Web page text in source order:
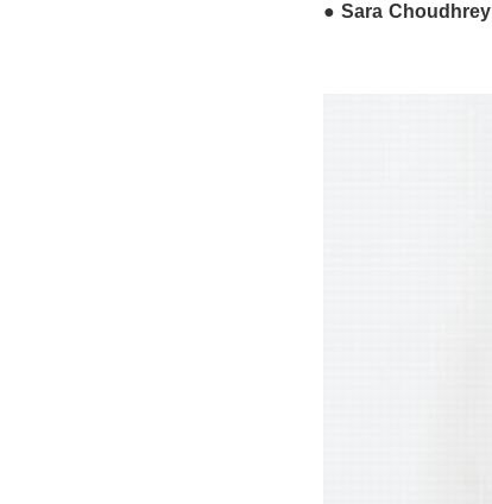
● Sara Choudhrey